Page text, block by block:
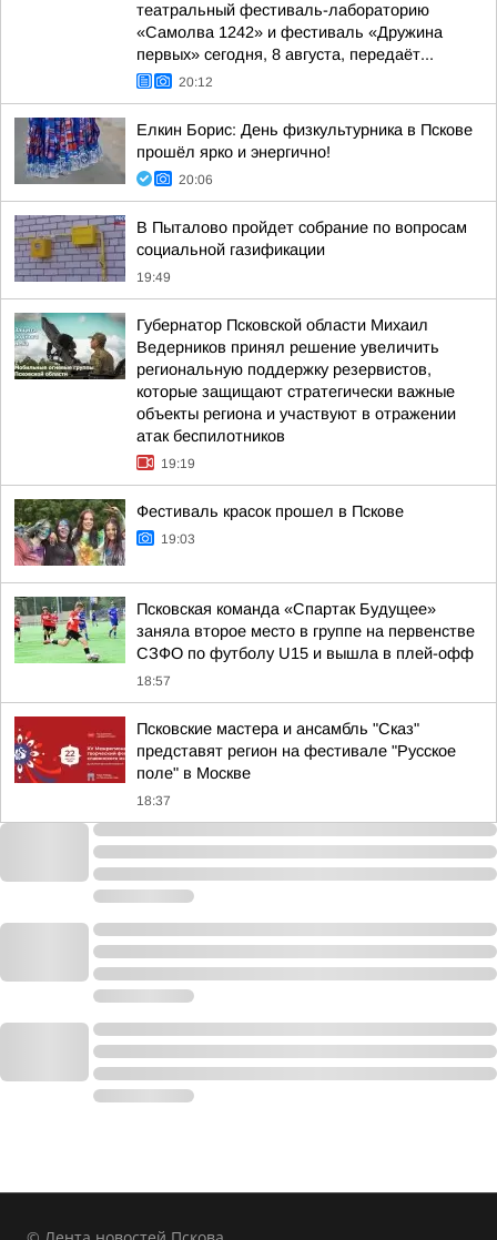
театральный фестиваль-лабораторию
«Самолва 1242» и фестиваль «Дружина
первых» сегодня, 8 августа, передаёт...
20:12
Елкин Борис: День физкультурника в Пскове
прошёл ярко и энергично!
20:06
В Пыталово пройдет собрание по вопросам
социальной газификации
19:49
Губернатор Псковской области Михаил
Ведерников принял решение увеличить
региональную поддержку резервистов,
которые защищают стратегически важные
объекты региона и участвуют в отражении
атак беспилотников
19:19
Фестиваль красок прошел в Пскове
19:03
Псковская команда «Спартак Будущее»
заняла второе место в группе на первенстве
СЗФО по футболу U15 и вышла в плей-офф
18:57
Псковские мастера и ансамбль "Сказ"
представят регион на фестивале "Русское
поле" в Москве
18:37